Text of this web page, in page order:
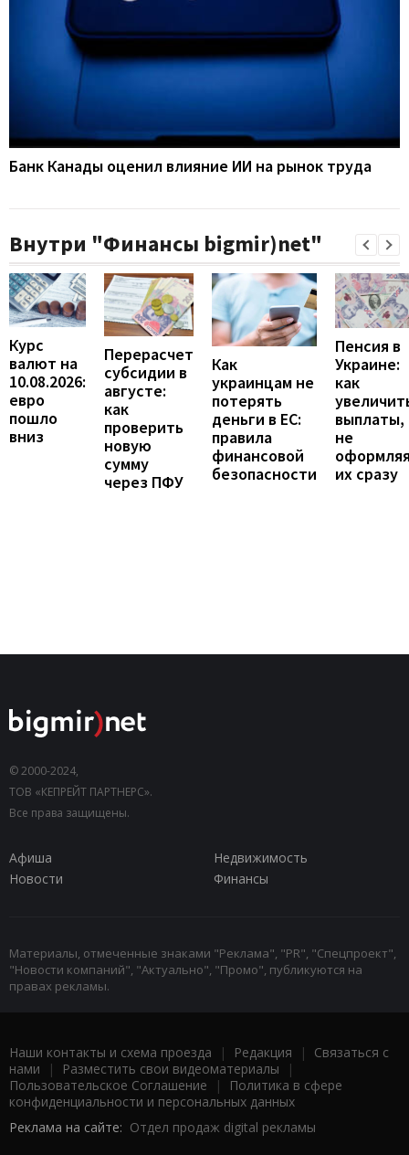
Банк Канады оценил влияние ИИ на рынок труда
Внутри "Финансы bigmir)net"
Курс
валют на
10.08.2026:
евро
пошло
вниз
Перерасчет
субсидии в
августе:
как
проверить
новую
сумму
через ПФУ
Как
украинцам не
потерять
деньги в ЕС:
правила
финансовой
безопасности
Пенсия в
Украине:
как
выплаты,
не
их сразу
© 2000-2024,
ТОВ «КЕПРЕЙТ ПАРТНЕРС».
Все права защищены.
Афиша
Недвижимость
Новости
Финансы
Материалы, отмеченные знаками "Реклама", "PR", "Спецпроект",
"Новости компаний", "Актуально", "Промо", публикуются на
правах рекламы.
Наши контакты и схема проезда | Редакция | Связаться с
нами | Разместить свои видеоматериалы |
Пользовательское Соглашение |
Политика в сфере
конфиденциальности и персональных данных
Реклама на сайте: Отдел продаж digital рекламы